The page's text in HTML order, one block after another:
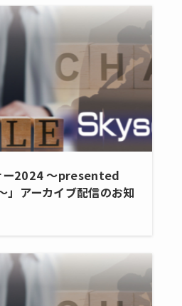
ー2024 ～presented
」アーカイブ配信のお知